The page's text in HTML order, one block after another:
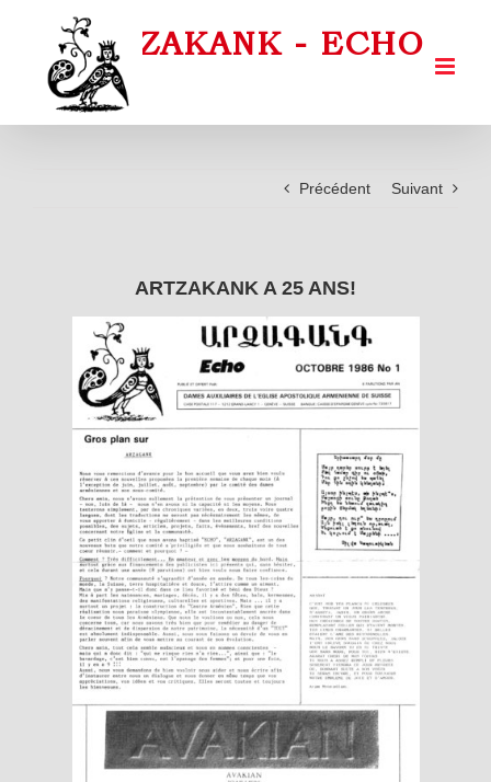
Précédent Suivant
ARTZAKANK A 25 ANS!